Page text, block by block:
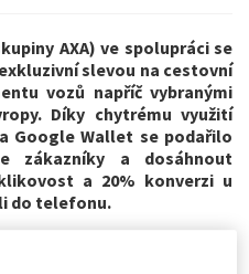
AXA) ve spolupráci se
slevou na cestovní
vozů napříč vybranými
Díky chytrému využití
Google Wallet se podařilo
zákazníky a dosáhnout
a 20% konverzi u
do telefonu.
předvolby uchováme
Centra předvoleb
se všemi nebo pouze
cookie v závislosti na
„Přizpůsobit mé